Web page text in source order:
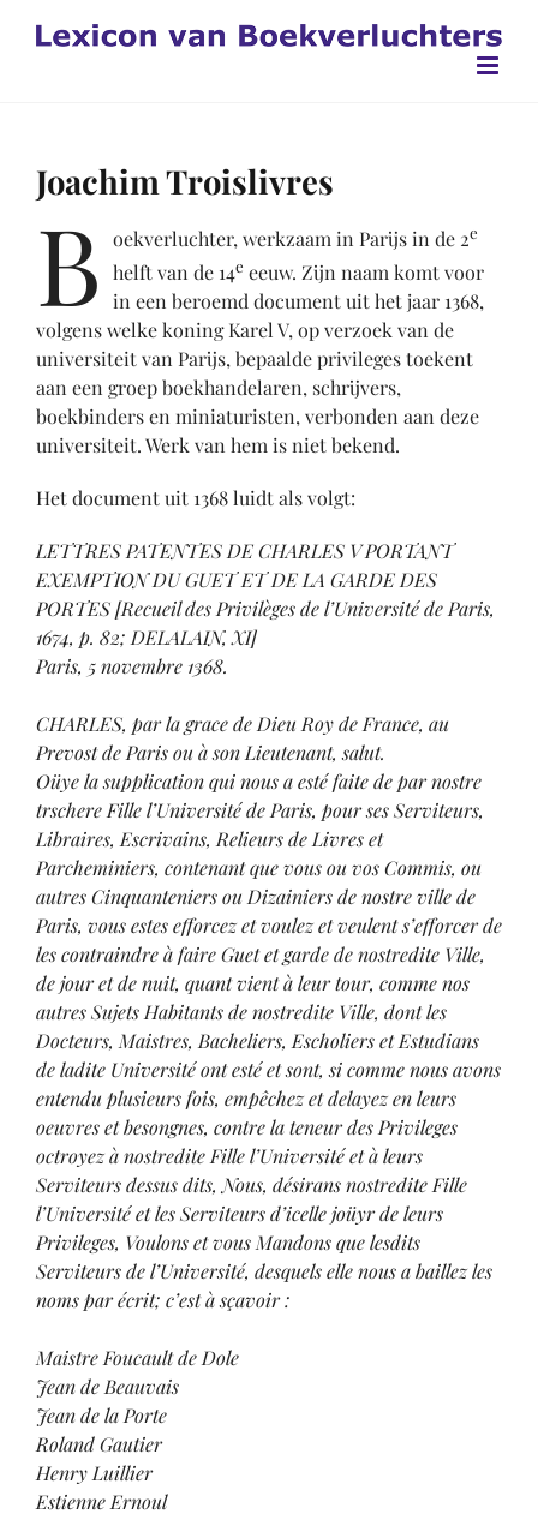
naar
Joachim Troislivres
B oekverluchter, werkzaam in Parijs in de 2e
helft van de 14e eeuw. Zijn naam komt voor
in een beroemd document uit het jaar 1368,
volgens welke koning Karel V, op verzoek van de
universiteit van Parijs, bepaalde privileges toekent
aan een groep boekhandelaren, schrijvers,
boekbinders en miniaturisten, verbonden aan deze
universiteit. Werk van hem is niet bekend.
Het document uit 1368 luidt als volgt:
LETTRES PATENTES DE CHARLES V PORTANT
EXEMPTION DU GUET ET DE LA GARDE DES
PORTES [Recueil des Privilèges de l’Université de Paris,
1674, p. 82; DELALAIN, XI]
Paris, 5 novembre 1368.
CHARLES, par la grace de Dieu Roy de France, au
Prevost de Paris ou à son Lieutenant, salut.
Oüye la supplication qui nous a esté faite de par nostre
trschere Fille l’Université de Paris, pour ses Serviteurs,
Libraires, Escrivains, Relieurs de Livres et
Parcheminiers, contenant que vous ou vos Commis, ou
autres Cinquanteniers ou Dizainiers de nostre ville de
Paris, vous estes efforcez et voulez et veulent s’efforcer de
les contraindre à faire Guet et garde de nostredite Ville,
de jour et de nuit, quant vient à leur tour, comme nos
autres Sujets Habitants de nostredite Ville, dont les
Docteurs, Maistres, Bacheliers, Escholiers et Estudians
de ladite Université ont esté et sont, si comme nous avons
entendu plusieurs fois, empêchez et delayez en leurs
oeuvres et besongnes, contre la teneur des Privileges
octroyez à nostredite Fille l’Université et à leurs
Serviteurs dessus dits, Nous, désirans nostredite Fille
l’Université et les Serviteurs d’icelle joüyr de leurs
Privileges, Voulons et vous Mandons que lesdits
Serviteurs de l’Université, desquels elle nous a baillez les
noms par écrit; c’est à sçavoir :
Maistre Foucault de Dole
Jean de Beauvais
Jean de la Porte
Roland Gautier
Henry Luillier
Estienne Ernoul